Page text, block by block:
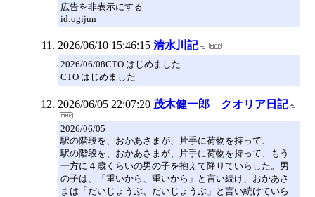
広告を非表示にする
id:ogijun
2026/06/10 15:46:15 清水川記
2026/06/08CTO はじめました
CTO はじめました
2026/06/05 22:07:20 茂木健一郎 クオリア日記
2026/06/05
駅の階段を、おかあさまが、片手に荷物を持って、
駅の階段を、おかあさまが、片手に荷物を持って、もう
一方に４歳くらいの男の子を抱えて降りていらした。男
の子は、「重いから、重いから」と言い続け、おかあさ
まは「だいじょうぶ、だいじょうぶ」と言い続けていら